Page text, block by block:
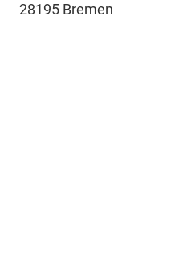
28195 Bremen